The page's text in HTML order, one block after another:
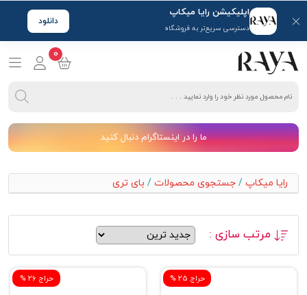
اپلیکیشن رایا میکاپ
دسترسی سریع‌تر به فروشگاه
دانلود
0
ما را در اینستاگرام دنبال کنید
رایا میکاپ / جستجوی محصولات / بای تری
مرتب سازی :
% حراج 25 % حراج 26